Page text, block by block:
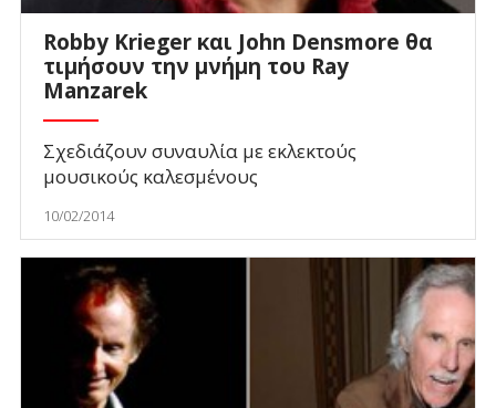
Robby Krieger και John Densmore θα
τιμήσουν την μνήμη του Ray
Manzarek
Σχεδιάζουν συναυλία με εκλεκτούς
μουσικούς καλεσμένους
10/02/2014